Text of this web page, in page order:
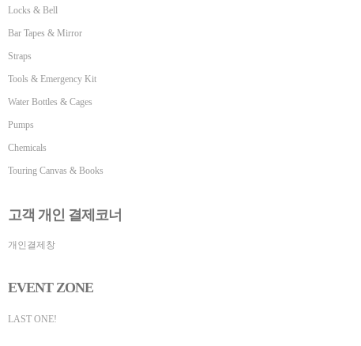
Locks & Bell
Bar Tapes & Mirror
Straps
Tools & Emergency Kit
Water Bottles & Cages
Pumps
Chemicals
Touring Canvas & Books
고객 개인 결제코너
개인결제창
EVENT ZONE
LAST ONE!